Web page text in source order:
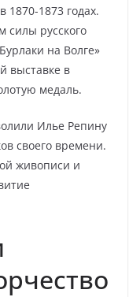
1870-1873 годах.
силы русского
на Волге»
выставке в
медаль.
Илье Репину
своего времени.
живописи и